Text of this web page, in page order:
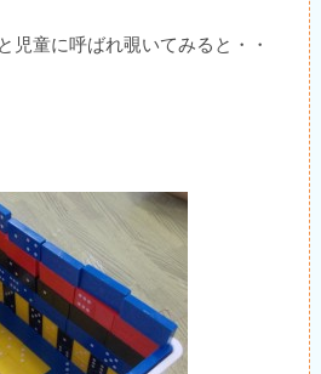
児童に呼ばれ覗いてみると・・